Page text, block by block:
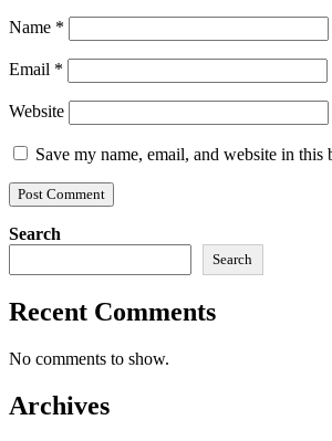
Name *
Email *
Website
Save my name, email, and website in
Search
Search
Recent Comments
No comments to show.
Archives